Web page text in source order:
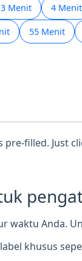
3 Menit 4 Menit
55 Menit
filled. Just
Anda.
khusus